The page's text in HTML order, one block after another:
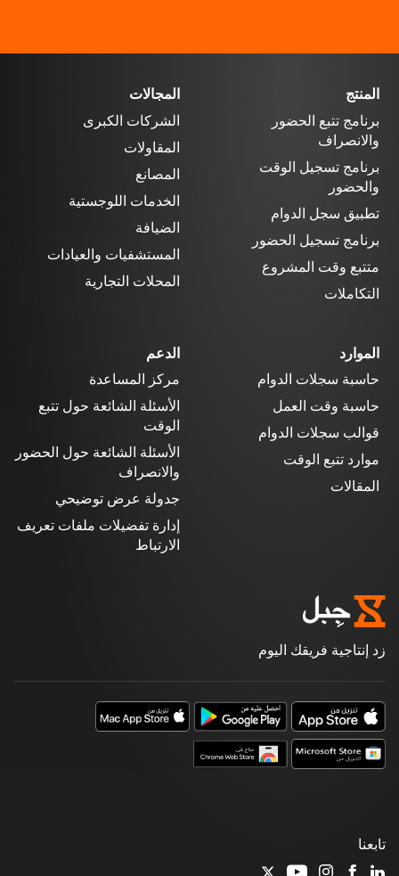
المنتج
برنامج تتبع الحضور
والانصراف
برنامج تسجيل الوقت
والحضور
تطبيق سجل الدوام
برنامج تسجيل الحضور
متتبع وقت المشروع
التكاملات
المجالات
الشركات الكبرى
المقاولات
المصانع
الخدمات اللوجستية
الضيافة
المستشفيات والعيادات
المحلات التجارية
الموارد
حاسبة سجلات الدوام
حاسبة وقت العمل
قوالب سجلات الدوام
موارد تتبع الوقت
المقالات
الدعم
مركز المساعدة
الأسئلة الشائعة حول تتبع
الوقت
الأسئلة الشائعة حول الحضور
والانصراف
جدولة عرض توضيحي
إدارة تفضيلات ملفات تعريف
الارتباط
زد إنتاجية فريقك اليوم
تابعنا